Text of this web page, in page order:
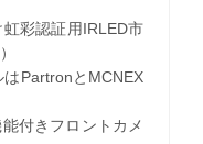
彩認証用IRLED市
PartronとMCNEX
付きフロントカメ